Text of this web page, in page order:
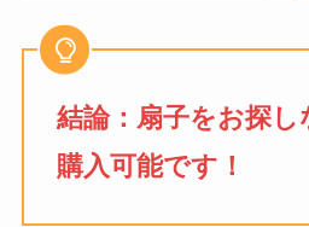
結論： 扇子をお探し
購入可能です！